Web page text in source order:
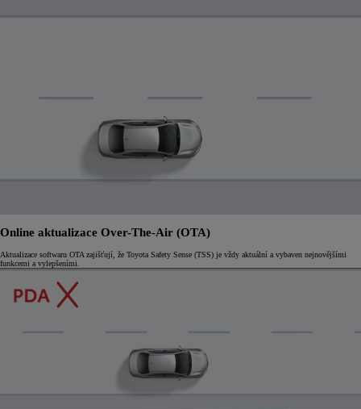
Online aktualizace Over-The-Air (OTA)
Aktualizace softwaru OTA zajišťují, že Toyota Safety Sense (TSS) je vždy aktuální a vybaven nejnovějšími
funkcemi a vylepšeními.